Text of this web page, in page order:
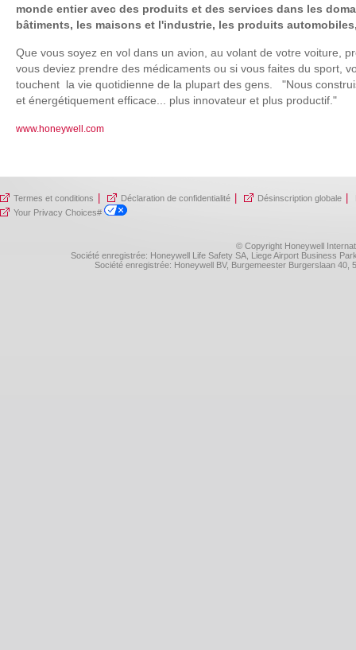
monde entier avec des produits et des services dans les
bâtiments, les maisons et l'industrie, les produits
Que vous soyez en vol dans un avion, au volant de votre voiture,
vous deviez prendre des médicaments ou si vous faites du sport,
touchent la vie quotidienne de la plupart des gens. "Nous
et énergétiquement efficace... plus innovateur et plus productif."
www.honeywell.com
Termes et conditions Déclaration de confidentialité Désinscription globale
Your Privacy Choices#
© Copyright Honeywell
Société enregistrée: Honeywell Life Safety SA, Liege Airport Business
Société enregistrée: Honeywell BV, Burgemeester Burgerslaan